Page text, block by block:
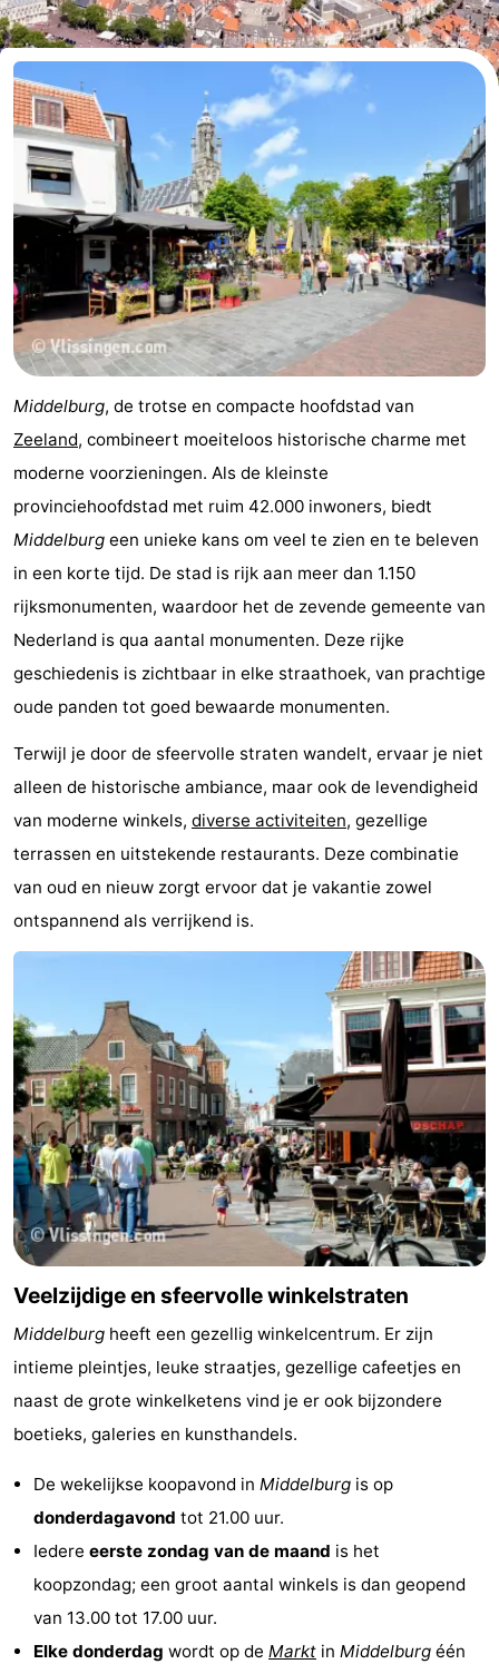
breakfasts)
Hotels
Vakantiehuizen
-
Buitenheem
Oase
Duinoord
-
Ginsterveld
-
Julianahoeve
Livingstone
-
Port
Greve
-
Port
Zélande
-
Resort
Haamstede
-
Résidence
't
van
Haamstede
-
Schouwen
-
Valleien
Soeten
Haert
-
Wijde
Blick
-
Zeeland
Village
-
Zeeuwse
-
’t
Hof
van
Haamstede
Last
minutes
Strand
Zien
&
doen
Bezienswaardigheden
-
Monumenten
-
Kerken
-
Molens
-
Uitkijkpunten
Attracties
Rondvaarten
Speeltuinen
Middelburg, de trotse en compacte hoofdstad van
Zeeland, combineert moeiteloos historische charme met
moderne voorzieningen. Als de kleinste
provinciehoofdstad met ruim 42.000 inwoners, biedt
Middelburg een unieke kans om veel te zien en te beleven
in een korte tijd. De stad is rijk aan meer dan 1.150
rijksmonumenten, waardoor het de zevende gemeente van
Nederland is qua aantal monumenten. Deze rijke
geschiedenis is zichtbaar in elke straathoek, van prachtige
oude panden tot goed bewaarde monumenten.
Terwijl je door de sfeervolle straten wandelt, ervaar je niet
alleen de historische ambiance, maar ook de levendigheid
van moderne winkels, diverse activiteiten, gezellige
terrassen en uitstekende restaurants. Deze combinatie
van oud en nieuw zorgt ervoor dat je vakantie zowel
ontspannend als verrijkend is.
Veelzijdige en sfeervolle winkelstraten
Middelburg heeft een gezellig winkelcentrum. Er zijn
intieme pleintjes, leuke straatjes, gezellige cafeetjes en
naast de grote winkelketens vind je er ook bijzondere
boetieks, galeries en kunsthandels.
De wekelijkse koopavond in Middelburg is op
donderdagavond tot 21.00 uur.
Iedere eerste zondag van de maand is het
koopzondag; een groot aantal winkels is dan geopend
van 13.00 tot 17.00 uur.
Elke donderdag wordt op de Markt in Middelburg één